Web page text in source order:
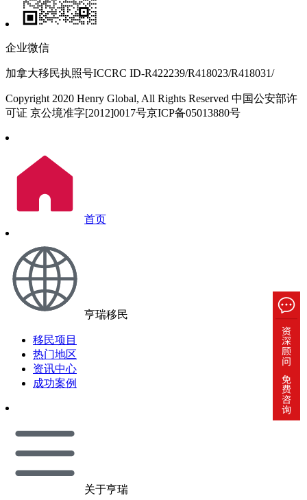
企业微信
加拿大移民执照号ICCRC ID-R422239/R418023/R418031/
Copyright 2020 Henry Global, All Rights Reserved 中国公安部许
可证 京公境准字[2012]0017号京ICP备05013880号
首页
亨瑞移民
移民项目
热门地区
资讯中心
成功案例
关于亨瑞